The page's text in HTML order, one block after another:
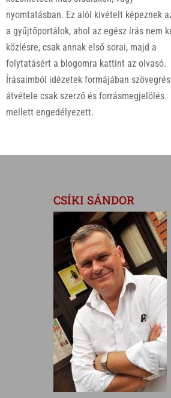
nyomtatásban. Ez alól kivételt képeznek
a gyűjtőportálok, ahol az egész írás nem
közlésre, csak annak első sorai, majd a
folytatásért a blogomra kattint az olvasó.
Írásaimból idézetek formájában
átvétele csak szerző és forrásmegjelölés
mellett engedélyezett.
CSÍKI SÁNDOR